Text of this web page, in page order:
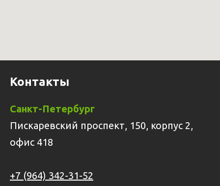
Контакты
Санкт-Петербург
Пискаревский проспект, 150, корпус 2,
офис 418
+7 (964) 342-31-52